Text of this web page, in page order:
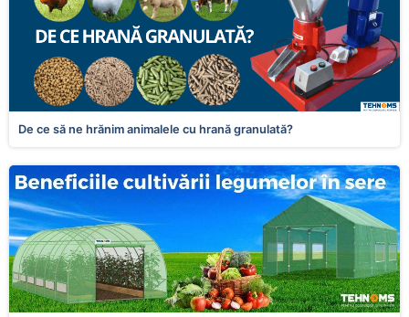
De ce să ne hrănim animalele cu hrană granulată?